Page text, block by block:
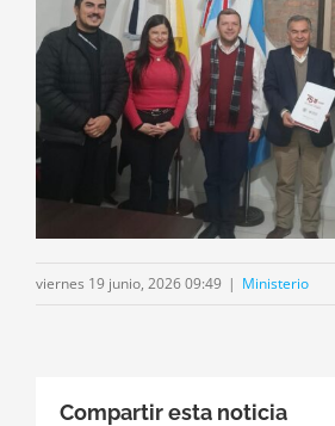
viernes 19 junio, 2026 09:49 | Ministerio
Compartir esta noticia